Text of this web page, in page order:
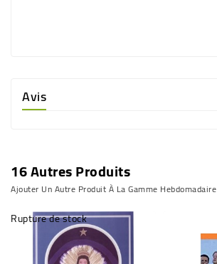
Avis
16 Autres Produits
Ajouter Un Autre Produit À La Gamme Hebdomadaire
Rupture de stock